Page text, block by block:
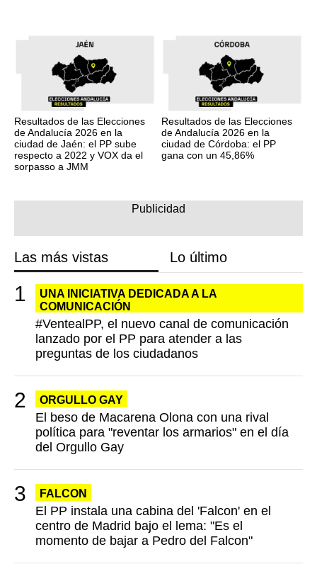
Resultados de las Elecciones
de Andalucía 2026 en la
ciudad de Jaén: el PP sube
respecto a 2022 y VOX da el
sorpasso a JMM
Resultados de las Elecciones
de Andalucía 2026 en la
ciudad de Córdoba: el PP
gana con un 45,86%
Las más vistas Lo último
UNA INICIATIVA DEDICADA A LA
COMUNICACIÓN
#VentealPP, el nuevo canal de comunicación
lanzado por el PP para atender a las
preguntas de los ciudadanos
ORGULLO GAY
El beso de Macarena Olona con una rival
política para "reventar los armarios" en el día
del Orgullo Gay
FALCON
El PP instala una cabina del 'Falcon' en el
centro de Madrid bajo el lema: "Es el
momento de bajar a Pedro del Falcon"